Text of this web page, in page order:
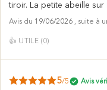
tiroir. La petite abeille
Avis du 19/06/2026 , suite à
👍 UTILE (0)
5/5 Avis